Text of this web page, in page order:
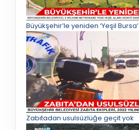
Büyükşehir’le yeniden ‘Yeşil Bursa’
Zabıtadan usulsüzlüğe geçit yok